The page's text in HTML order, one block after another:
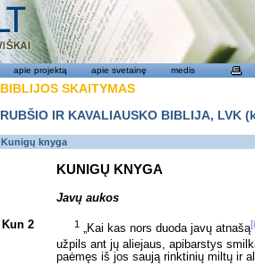
apie projektą apie svetainę medis
BIBLIJOS SKAITYMAS
RUBŠIO IR KAVALIAUSKO BIBLIJA,
Kunigų knyga
KUNIGŲ KNYGA
Javų aukos
Kun 2 1 „Kai kas nors duoda javų atnašą
užpils ant jų aliejaus, apibarstys
paėmęs iš jos saują rinktinių miltų ir